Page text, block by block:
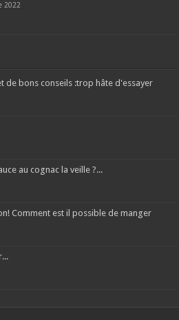
2022
de bons conseils :trop hâte d'essayer
au cognac la veille ?...
Comment est il possible de manger